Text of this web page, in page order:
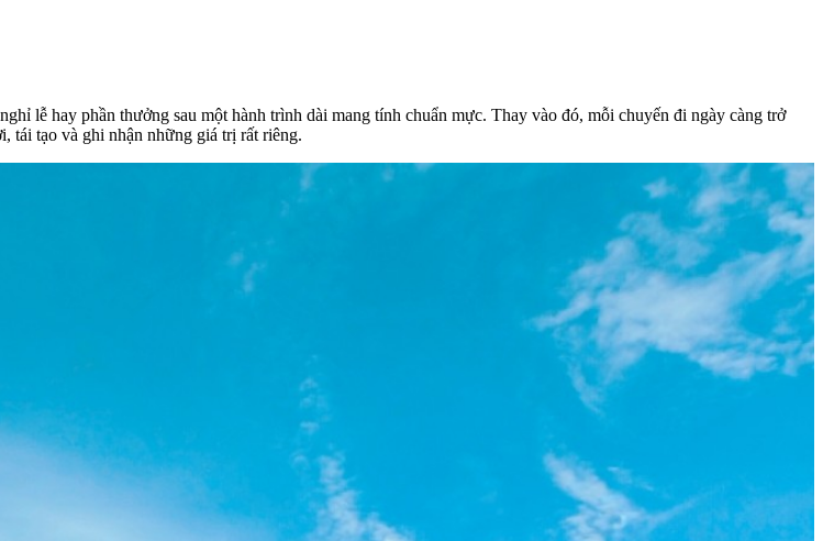
lễ hay phần thưởng sau một hành trình dài mang tính chuẩn mực. Thay vào đó, mỗi chuyến đi ngày càng trở
tái tạo và ghi nhận những giá trị rất riêng.